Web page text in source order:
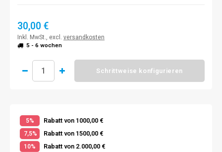
30,00 €
Inkl. MwSt., excl. versandkosten
5 - 6 wochen
Schrittweise konfigurieren
5% Rabatt von 1000,00 €
7,5% Rabatt von 1500,00 €
10% Rabatt von 2.000,00 €